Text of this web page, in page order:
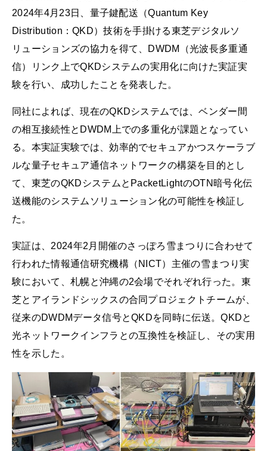
2024年4月23日、量子鍵配送（Quantum Key
Distribution：QKD）技術を手掛ける東芝デジタルソ
リューションズの協力を得て、DWDM（光波長多重通
信）リンク上でQKDシステムの実用化に向けた実証実
験を行い、成功したことを発表した。
同社によれば、現在のQKDシステムでは、ベンダー間
の相互接続性とDWDM上での多重化が課題となってい
る。本実証実験では、効率的でセキュアかつスケーラブ
ルな量子セキュア通信ネットワークの構築を目的とし
て、東芝のQKDシステムとPacketLightのOTN暗号化伝
送機能のシステムソリューション化の可能性を検証し
た。
実証は、2024年2月開催のさっぽろ雪まつりに合わせて
行われた情報通信研究機構（NICT）主催の雪まつり実
験において、札幌と沖縄の2会場でそれぞれ行った。東
芝とアイランドシックスの合同プロジェクトチームが、
従来のDWDMデータ信号とQKDを同時に伝送。QKDと
光ネットワークインフラとの互換性を検証し、その実用
性を示した。